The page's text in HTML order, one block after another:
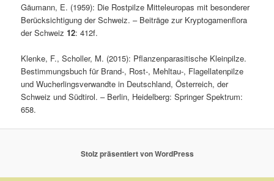
Gäumann, E. (1959): Die Rostpilze Mitteleuropas mit besonderer
Berücksichtigung der Schweiz. – Beiträge zur Kryptogamenflora
der Schweiz12: 412f.
Klenke, F., Scholler, M. (2015): Pflanzenparasitische Kleinpilze.
Bestimmungsbuch für Brand-, Rost-, Mehltau-, Flagellatenpilze
und Wucherlingsverwandte in Deutschland, Österreich, der
Schweiz und Südtirol. – Berlin, Heidelberg: Springer Spektrum:
658.
Stolz präsentiert von WordPress